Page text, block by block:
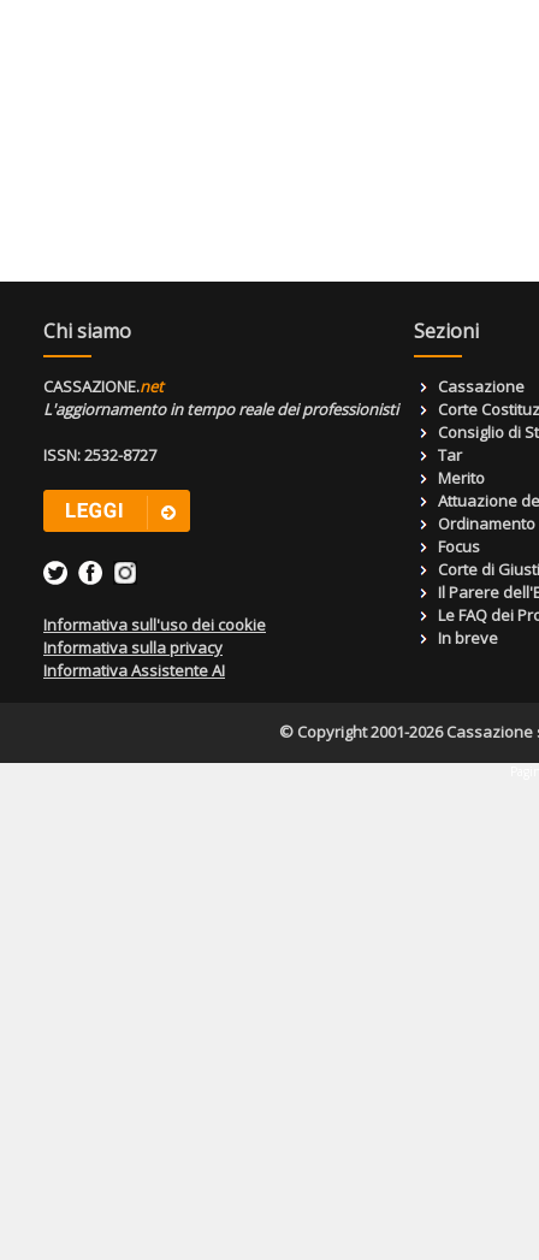
Chi siamo
CASSAZIONE.net
L'aggiornamento in tempo reale dei professionisti
ISSN: 2532-8727
Informativa sull'uso dei cookie
Informativa sulla privacy
Informativa Assistente AI
Sezioni
Cassazione
Corte
Consiglio di
Tar
Merito
Attuazione
Focus
Corte di
Il Parere
Le FAQ dei
In breve
© Copyright 2001-2026 Cassazione